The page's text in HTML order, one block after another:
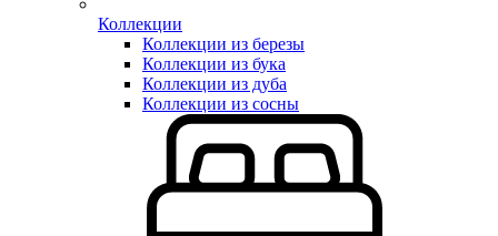
Коллекции
Коллекции из березы
Коллекции из бука
Коллекции из дуба
Коллекции из сосны